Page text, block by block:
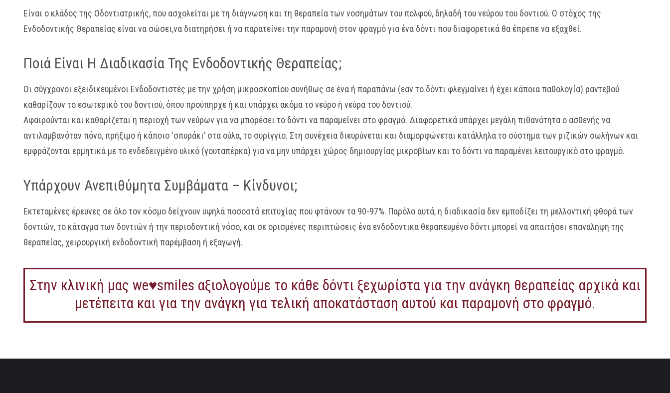
Είναι ο κλάδος της Οδοντιατρικής, που ασχολείται με τη διάγνωση και τη θεραπεία των νοσημάτων του πολφού, δηλαδή του νεύρου του δοντιού. Ο στόχος της
Ενδοδοντικής Θεραπείας είναι να σώσει,να διατηρήσει ή να παρατείνει την παραμονή στον φραγμό για ένα δόντι που διαφορετικά θα έπρεπε να εξαχθεί.
Ποιά Είναι Η Διαδικασία Της Ενδοδοντικής Θεραπείας;
Οι σύγχρονοι εξειδικευμένοι Ενδοδοντιστές με την χρήση μικροσκοπίου συνήθως σε ένα ή παραπάνω (εαν το δόντι φλεγμαίνει ή έχει κάποια παθολογία) ραντεβού
καθαρίζουν το εσωτερικό του δοντιού, όπου προύπηρχε ή και υπάρχει ακόμα το νεύρο ή νεύρα του δοντιού.
Αφαιρούνται και καθαρίζεται η περιοχή των νεύρων για να μπορέσει το δόντι να παραμείνει στο φραγμό. Διαφορετικά υπάρχει μεγάλη πιθανότητα ο ασθενής να
αντιλαμβανόταν πόνο, πρήξιμο ή κάποιο ‘σπυράκι’ στα ούλα, το συρίγγιο. Στη συνέχεια διευρύνεται και διαμορφώνεται κατάλληλα το σύστημα των ριζικών σωλήνων και
εμφράζονται ερμητικά με το ενδεδειγμένο υλικό (γουταπέρκα) για να μην υπάρχει χώρος δημιουργίας μικροβίων και το δόντι να παραμένει λειτουργικό στο φραγμό.
Υπάρχουν Ανεπιθύμητα Συμβάματα – Κίνδυνοι;
Εκτεταμένες έρευνες σε όλο τον κόσμο δείχνουν υψηλά ποσοστά επιτυχίας που φτάνουν τα 90-97%. Παρόλο αυτά, η διαδικασία δεν εμποδίζει τη μελλοντική φθορά των
δοντιών, το κάταγμα των δοντιών ή την περιοδοντική νόσο, και σε ορισμένες περιπτώσεις ένα ενδοδοντικα θεραπευμένο δόντι μπορεί να απαιτήσει επαναληψη της
θεραπείας, χειρουργική ενδοδοντική παρέμβαση ή εξαγωγή.
Στην κλινική μας we♥smiles αξιολογούμε το κάθε δόντι ξεχωρίστα για την ανάγκη θεραπείας αρχικά και
μετέπειτα και για την ανάγκη για τελική αποκατάσταση αυτού και παραμονή στο φραγμό.